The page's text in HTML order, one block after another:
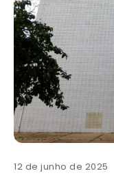
12 de junho de 2025